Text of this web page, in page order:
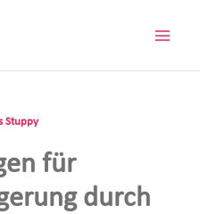
Stuppy
für
durch